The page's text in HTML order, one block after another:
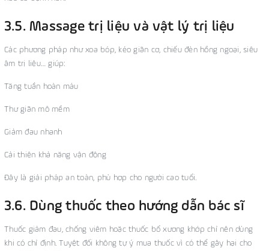
3.5. Massage trị liệu và vật lý trị liệu
Các phương pháp như xoa bóp, kéo giãn cơ, chiếu đèn hồng ngoại, siêu
âm trị liệu… giúp:
Tăng tuần hoàn máu
Thư giãn mô mềm
Giảm đau nhanh
Cải thiện khả năng vận động
Đây là giải pháp an toàn, phù hợp cho người cao tuổi.
3.6. Dùng thuốc theo hướng dẫn bác sĩ
Thuốc giảm đau, chống viêm hoặc thuốc bổ xương khớp chỉ nên dùng
khi có chỉ định. Tuyệt đối không tự ý mua thuốc vì có thể gây hại cho